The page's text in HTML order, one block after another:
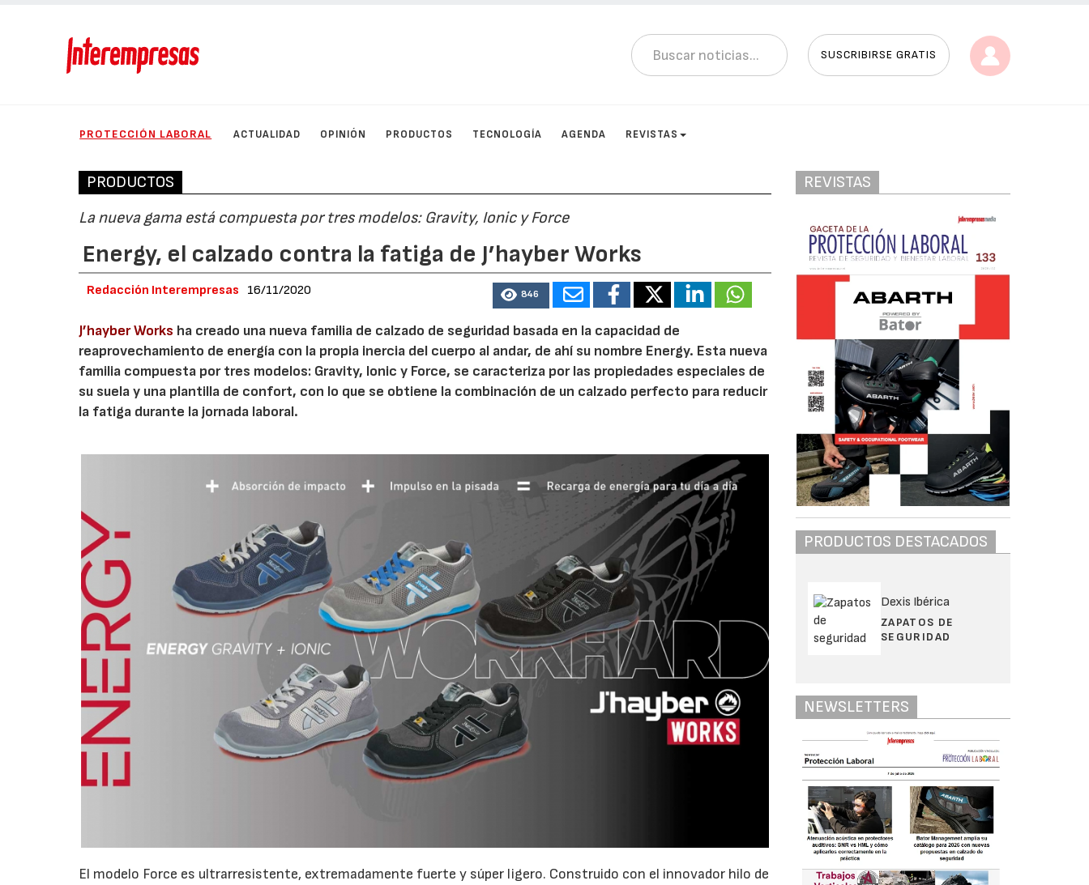
SUSCRIBIRSE GRATIS
PROTECCIÓN LABORAL ACTUALIDAD OPINIÓN PRODUCTOS TECNOLOGÍA AGENDA REVISTAS
PRODUCTOS
La nueva gama está compuesta por tres modelos: Gravity, Ionic y Force
Energy, el calzado contra la fatiga de J’hayber Works
Redacción Interempresas 16/11/2020 846
J’hayber Works ha creado una nueva familia de calzado de seguridad basada en la capacidad de
reaprovechamiento de energía con la propia inercia del cuerpo al andar, de ahí su nombre Energy. Esta nueva
familia compuesta por tres modelos: Gravity, Ionic y Force, se caracteriza por las propiedades especiales de
su suela y una plantilla de confort, con lo que se obtiene la combinación de un calzado perfecto para reducir
la fatiga durante la jornada laboral.
El modelo Force es ultrarresistente, extremadamente fuerte y súper ligero. Construido con el innovador hilo de
REVISTAS
PRODUCTOS DESTACADOS
Dexis Ibérica
ZAPATOS DE
SEGURIDAD
NEWSLETTERS